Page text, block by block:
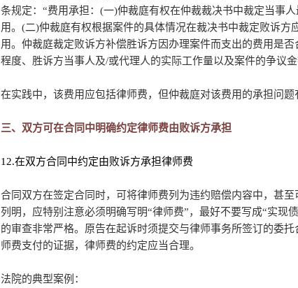
条规定：“费用承担：(一)仲裁庭有权在仲裁裁决书中裁定当事
用。(二)仲裁庭有权根据案件的具体情况在裁决书中裁定败诉方
用。仲裁庭裁定败诉方补偿胜诉方因办理案件而支出的费用是
程度、胜诉方当事人及/或代理人的实际工作量以及案件的争议金
在实践中，该费用应包括律师费，但仲裁庭对该费用的承担问题
三、双方可在合同中明确约定律师费由败诉方承担
12.在双方合同中约定由败诉方承担律师费
合同双方在签定合同时，可将律师费列为违约赔偿内容中，甚
列明，应特别注意必须明确写明“律师费”，最好不要写成“实现
的审查非常严格。原告在起诉时须提交与律师事务所签订的委
师费支付的证据，律师费的约定应当合理。
法院的典型案例：